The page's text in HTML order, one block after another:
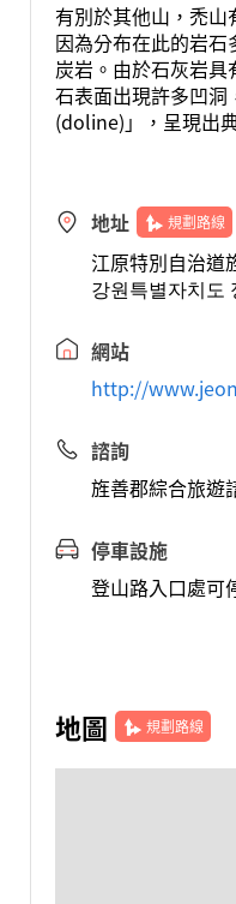
有別於其他山，禿
因為分布在此的岩
炭岩。由於石灰岩
石表面出現許多凹洞
(doline)」，呈現出
地址 規劃路線
江原特別自治道
강원특별자치도
網站
http://
諮詢
旌善郡綜合旅遊
停車設施
登山路入口處可
地圖 規劃路線